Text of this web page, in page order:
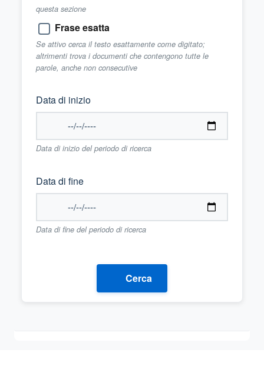
questa sezione
Frase esatta
Se attivo cerca il testo esattamente come digitato;
altrimenti trova i documenti che contengono tutte le
parole, anche non consecutive
Data di inizio
Data di inizio del periodo di ricerca
Data di fine
Data di fine del periodo di ricerca
Cerca